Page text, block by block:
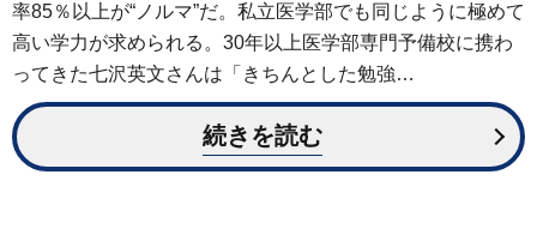
率85％以上が“ノルマ”だ。私立医学部でも同じように極めて
高い学力が求められる。30年以上医学部専門予備校に携わ
ってきた七沢英文さんは「きちんとした勉強…
続きを読む